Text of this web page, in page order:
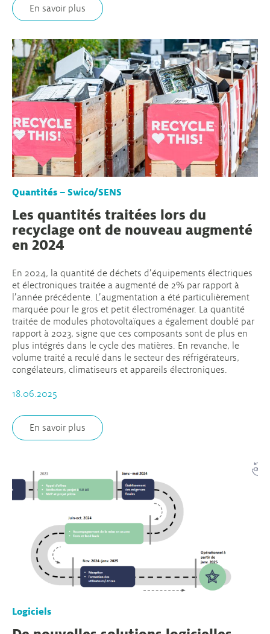
En savoir plus
Quantités – Swico/SENS
Les quantités traitées lors du
recyclage ont de nouveau augmenté
en 2024
En 2024, la quantité de déchets d’équipements électriques
et électroniques traitée a augmenté de 2% par rapport à
l’année précédente. L’augmentation a été particulièrement
marquée pour le gros et petit électroménager. La quantité
traitée de modules photovoltaïques a également doublé par
rapport à 2023, signe que ces composants sont de plus en
plus intégrés dans le cycle des matières. En revanche, le
volume traité a reculé dans le secteur des réfrigérateurs,
congélateurs, climatiseurs et appareils électroniques.
18.06.2025
En savoir plus
Logiciels